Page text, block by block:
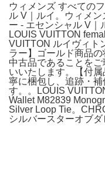
ウィメンズ すべての
ル V｜ルイ。ウィメ
ー - エセンシャル V｜
LOUIS VUITTON
VUITTON ルイヴィト
ラー】ゴールド商品
中古品であることを
いいたします。【付
寧に梱包し、追跡・
す。。LOUIS
Wallet M82839
Silver Loop Tie。
シルバースターオブダ